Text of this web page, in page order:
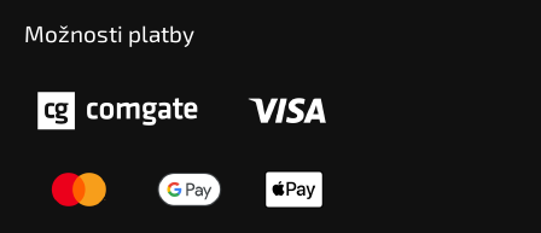
Možnosti platby